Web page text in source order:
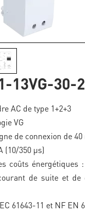
13VG-30-
AC de type 1+2+3
VG
de connexion de 40
(10/350 μs)
coûts énergétiques
de suite et de
61643-11 et NF EN